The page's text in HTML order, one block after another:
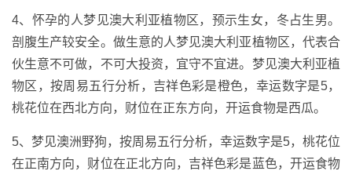
4、怀孕的人梦见澳大利亚植物区，预示生女，冬占生男。
剖腹生产较安全。做生意的人梦见澳大利亚植物区，代表合
伙生意不可做，不可大投资，宜守不宜进。梦见澳大利亚植
物区，按周易五行分析，吉祥色彩是橙色，幸运数字是5，
桃花位在西北方向，财位在正东方向，开运食物是西瓜。
5、梦见澳洲野狗，按周易五行分析，幸运数字是5，桃花位
在正南方向，财位在正北方向，吉祥色彩是蓝色，开运食物